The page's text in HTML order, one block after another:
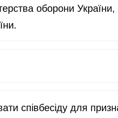
оборони
співбесіду для